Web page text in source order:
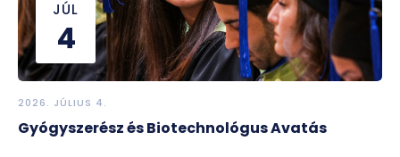
JÚL
4
2026. JÚLIUS 4.
Gyógyszerész és Biotechnológus Avatás